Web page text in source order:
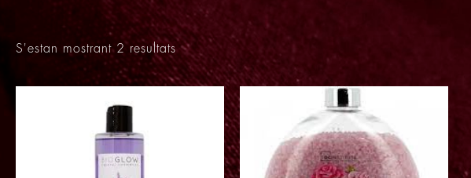
S'estan mostrant 2 resultats